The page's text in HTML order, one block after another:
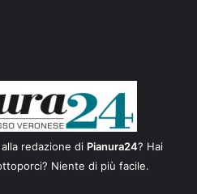
redazione di Pianura24? Hai
Niente di più facile.